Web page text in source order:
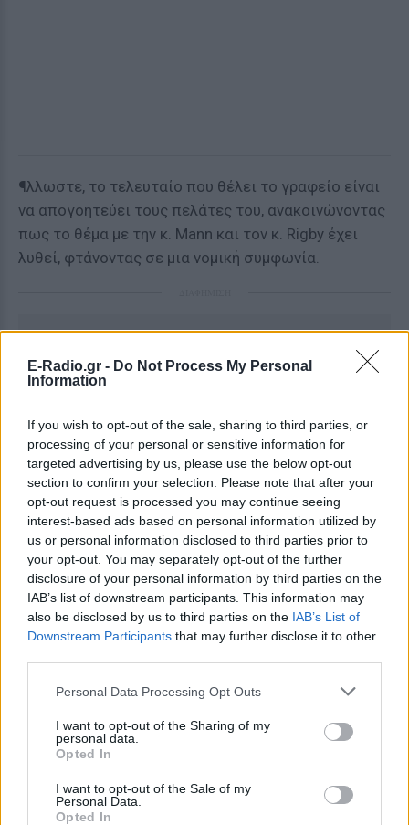
E-Radio.gr - Do Not Process My Personal
Information
If you wish to opt-out of the sale, sharing to third parties, or
processing of your personal or sensitive information for
targeted advertising by us, please use the below opt-out
section to confirm your selection. Please note that after your
opt-out request is processed you may continue seeing
interest-based ads based on personal information utilized by
us or personal information disclosed to third parties prior to
your opt-out. You may separately opt-out of the further
disclosure of your personal information by third parties on the
IAB’s list of downstream participants. This information may
also be disclosed by us to third parties on the IAB’s List of
Downstream Participants that may further disclose it to other
Personal Data Processing Opt Outs
I want to opt-out of the Sharing of my
personal data.
Opted In
I want to opt-out of the Sale of my
Personal Data.
Opted In
¶λλωστε, το τελευταίο που θέλει το γραφείο είναι
να απογοητεύει τους πελάτες του, ανακοινώνοντας
πως το θέμα με την κ. Mann και τον κ. Rigby έχει
λυθεί, φτάνοντας σε μια νομική συμφωνία.
και μάθετε πρώτοι τα πιο hot νέα.
και ότι σου κάνει κλικ!